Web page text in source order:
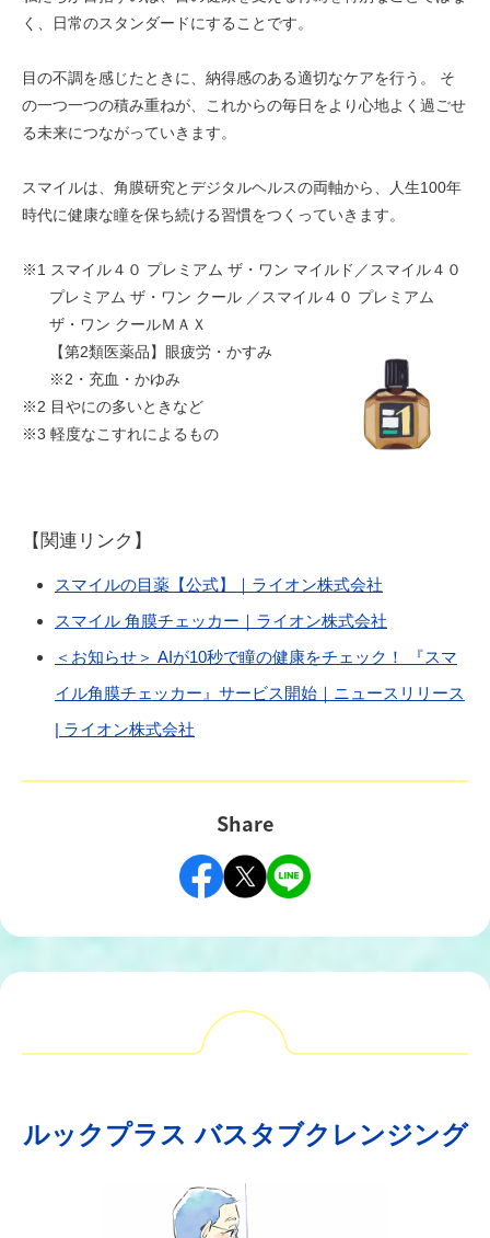
く、日常のスタンダードにすることです。
目の不調を感じたときに、納得感のある適切なケアを行う。 そ
の一つ一つの積み重ねが、これからの毎日をより心地よく過ごせ
る未来につながっていきます。
スマイルは、角膜研究とデジタルヘルスの両軸から、人生100年
時代に健康な瞳を保ち続ける習慣をつくっていきます。
※1 スマイル４０ プレミアム ザ・ワン マイルド／スマイル４０
プレミアム ザ・ワン クール ／スマイル４０ プレミアム
ザ・ワン クールＭＡＸ
【第2類医薬品】眼疲労・かすみ
※2・充血・かゆみ
※2 目やにの多いときなど
※3 軽度なこすれによるもの
【関連リンク】
スマイルの目薬【公式】｜ライオン株式会社
スマイル 角膜チェッカー｜ライオン株式会社
＜お知らせ＞ AIが10秒で瞳の健康をチェック！ 『スマ
イル角膜チェッカー』サービス開始｜ニュースリリース
| ライオン株式会社
Share
ルックプラス バスタブクレンジング